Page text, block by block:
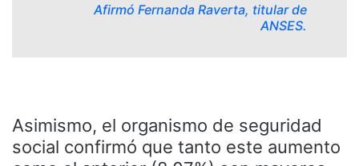
Afirmó Fernanda Raverta, titular de
ANSES.
Asimismo, el organismo de seguridad
social confirmó que tanto este aumento